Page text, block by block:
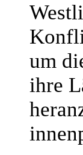
um
ihre